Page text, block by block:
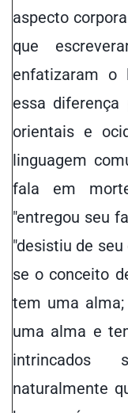
aspecto
que
enfatizaram o
essa
orientais e
linguagem
fala em
"entregou seu
"desistiu de
se o conceito
tem uma alma;
uma alma e
intrincados
naturalmente